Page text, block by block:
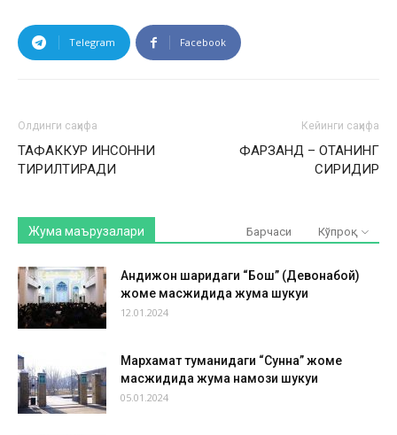
Telegram Facebook
Олдинги саҳифа
ТАФАККУР ИНСОННИ
ТИРИЛТИРАДИ
Кейинги саҳифа
ФАРЗАНД – ОТАНИНГ
СИРИДИР
Жума маърузалари Барчаси Кўпроқ
Андижон шаҳридаги “Бош” (Девонабой)
жоме масжидида жума шукуҳи
12.01.2024
Мархамат туманидаги “Сунна” жоме
масжидида жума намози шукуҳи
05.01.2024